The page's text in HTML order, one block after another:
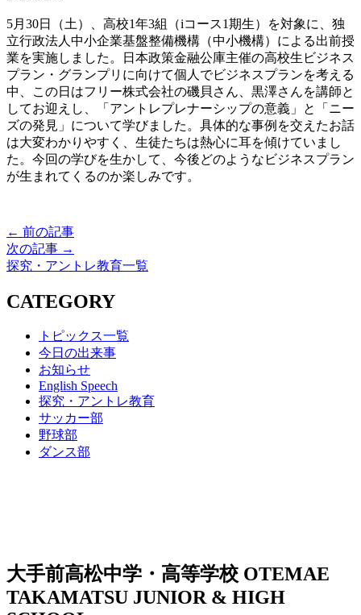
5月30日（土）、高校1年3組（iコース1期生）を対象に、独
立行政法人中小企業基盤整備機構（中小機構）による出前授
業を実施しました。日本政策金融公庫主催の高校生ビジネス
プラン・グランプリに向けて個人でビジネスプランを考える
中、この日はフリー株式会社の磯貝さん、黒澤さんを講師と
してお迎えし、「アントレプレナーシップの意義」と「ニー
ズの発見」について学びました。具体的な事例を交えたお話
は大変わかりやすく、生徒たちは熱心に耳を傾けていまし
た。今回の学びを生かして、今後どのようなビジネスプラン
が生まれてくるのか楽しみです。
← 前の記事
次の記事 →
探究・アントレ教育一覧
CATEGORY
トピックス一覧
今日の出来事
お知らせ
English Speech
探究・アントレ教育
サッカー部
野球部
ダンス部
大手前高松中学・高等学校 OTEMAE
TAKAMATSU JUNIOR & HIGH